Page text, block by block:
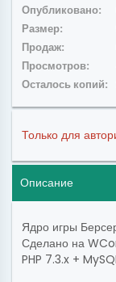
Опубликовано:
Размер:
Продаж:
Просмотров:
Осталось копий:
Только для
Описание
Ядро игры
Сделано на
PHP 7.3.x +